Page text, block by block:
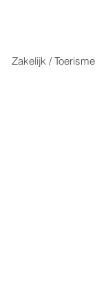
Zakelijk / Toerisme